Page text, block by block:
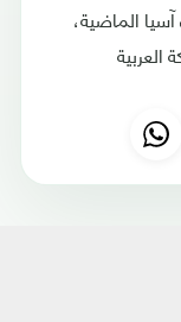
الماضية،